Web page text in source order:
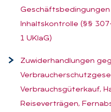
Geschäftsbedingungen
Inhaltskontrolle (§§
1 UKlaG)
Zuwiderhandlungen
Verbrauchsgüterkauf,
Reiseverträgen,